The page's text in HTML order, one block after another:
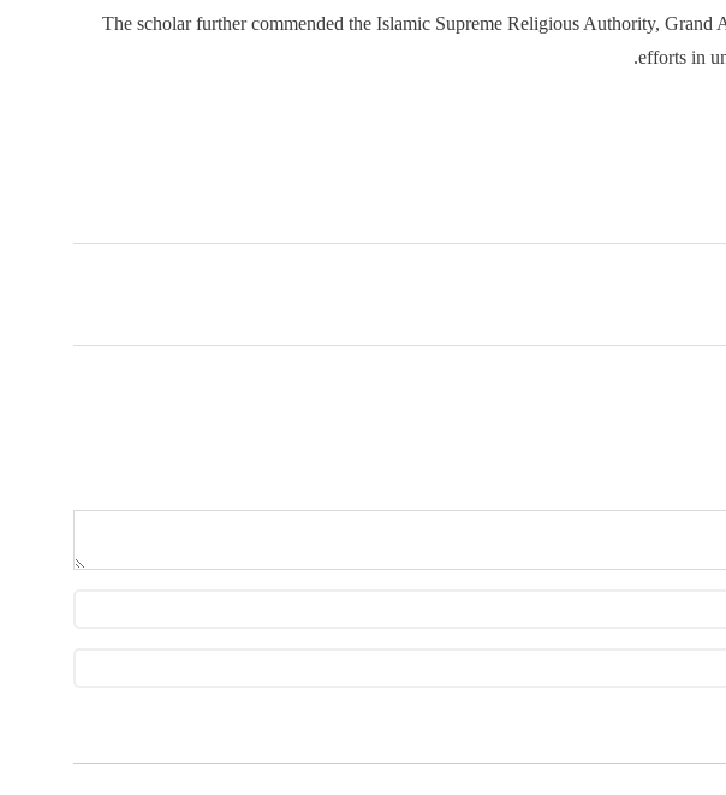
The scholar further commended the Islamic Supreme Religious Authority, Grand
efforts in